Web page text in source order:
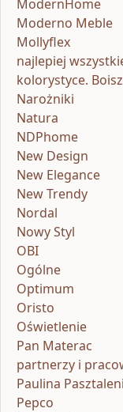
ModernHome
Moderno Meble
Mollyflex
najlepiej
kolorystyce.
Narożniki
Natura
NDPhome
New Design
New Elegance
New Trendy
Nordal
Nowy Styl
OBI
Ogólne
Optimum
Oristo
Oświetlenie
Pan Materac
partnerzy i
Paulina
Pepco